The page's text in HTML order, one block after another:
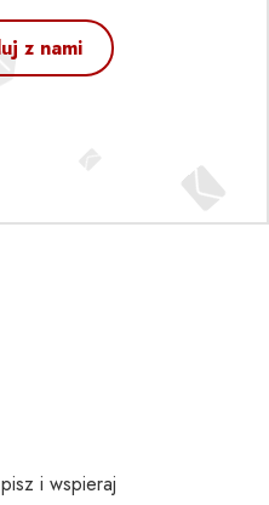
z nami
i wspieraj